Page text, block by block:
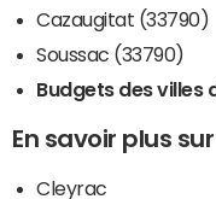
Cazaugitat (33790)
Soussac (33790)
Budgets des villes
En savoir plus
Cleyrac